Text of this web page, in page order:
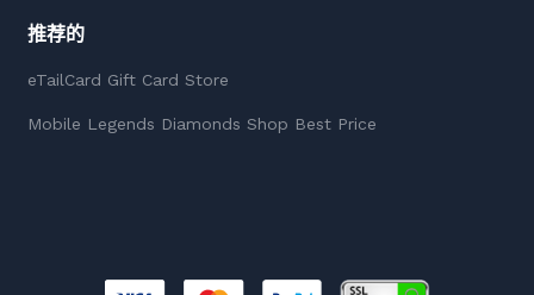
推荐的
eTailCard Gift Card Store
Mobile Legends Diamonds Shop Best Price